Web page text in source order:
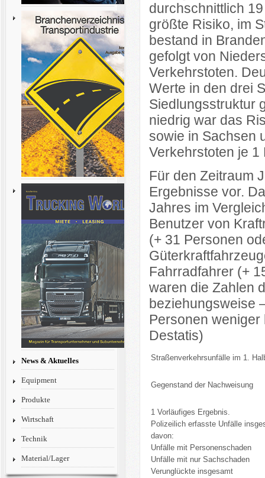
News & Aktuelles
Equipment
Produkte
Wirtschaft
Technik
Material/Lager
durchschnittlich
größte Risiko, im
bestand in
gefolgt von
Verkehrstoten.
Werte in den drei
Siedlungsstruktur
niedrig war das
sowie in Sachsen
Verkehrstoten je
Für den Zeitraum
Ergebnisse vor.
Jahres im
Benutzer von
(+ 31 Personen
Fahrradfahrer (+
waren die Zahlen
beziehungsweise
Personen
Destatis)
Straßenverkehrsunfälle im 1.
Gegenstand der Nachweisung
1 Vorläufiges Ergebnis.
Polizeilich erfasste Unfälle
davon:
Unfälle mit Personenschaden
Unfälle mit nur Sachschaden
Verunglückte insgesamt